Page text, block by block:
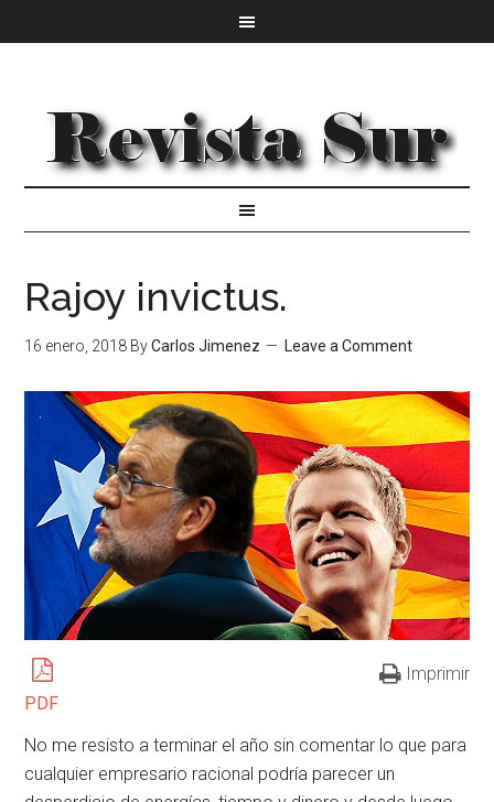
Rajoy invictus.
16 enero, 2018 ByCarlos Jimenez Leave a Comment
PDF
Imprimir
No me resisto a terminar el año sin comentar lo que para
cualquier empresario racional podría parecer un